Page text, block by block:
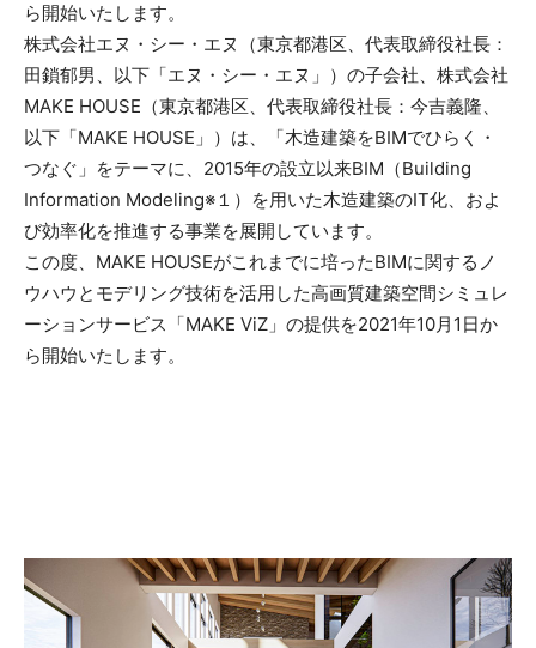
ら開始いたします。
株式会社エヌ・シー・エヌ（東京都港区、代表取締役社長：
田鎖郁男、以下「エヌ・シー・エヌ」）の子会社、株式会社
MAKE HOUSE（東京都港区、代表取締役社長：今吉義隆、
以下「MAKE HOUSE」）は、「木造建築をBIMでひらく・
つなぐ」をテーマに、2015年の設立以来BIM（Building
Information Modeling※１）を用いた木造建築のIT化、およ
び効率化を推進する事業を展開しています。
この度、MAKE HOUSEがこれまでに培ったBIMに関するノ
ウハウとモデリング技術を活用した高画質建築空間シミュレ
ーションサービス「MAKE ViZ」の提供を2021年10月1日か
ら開始いたします。